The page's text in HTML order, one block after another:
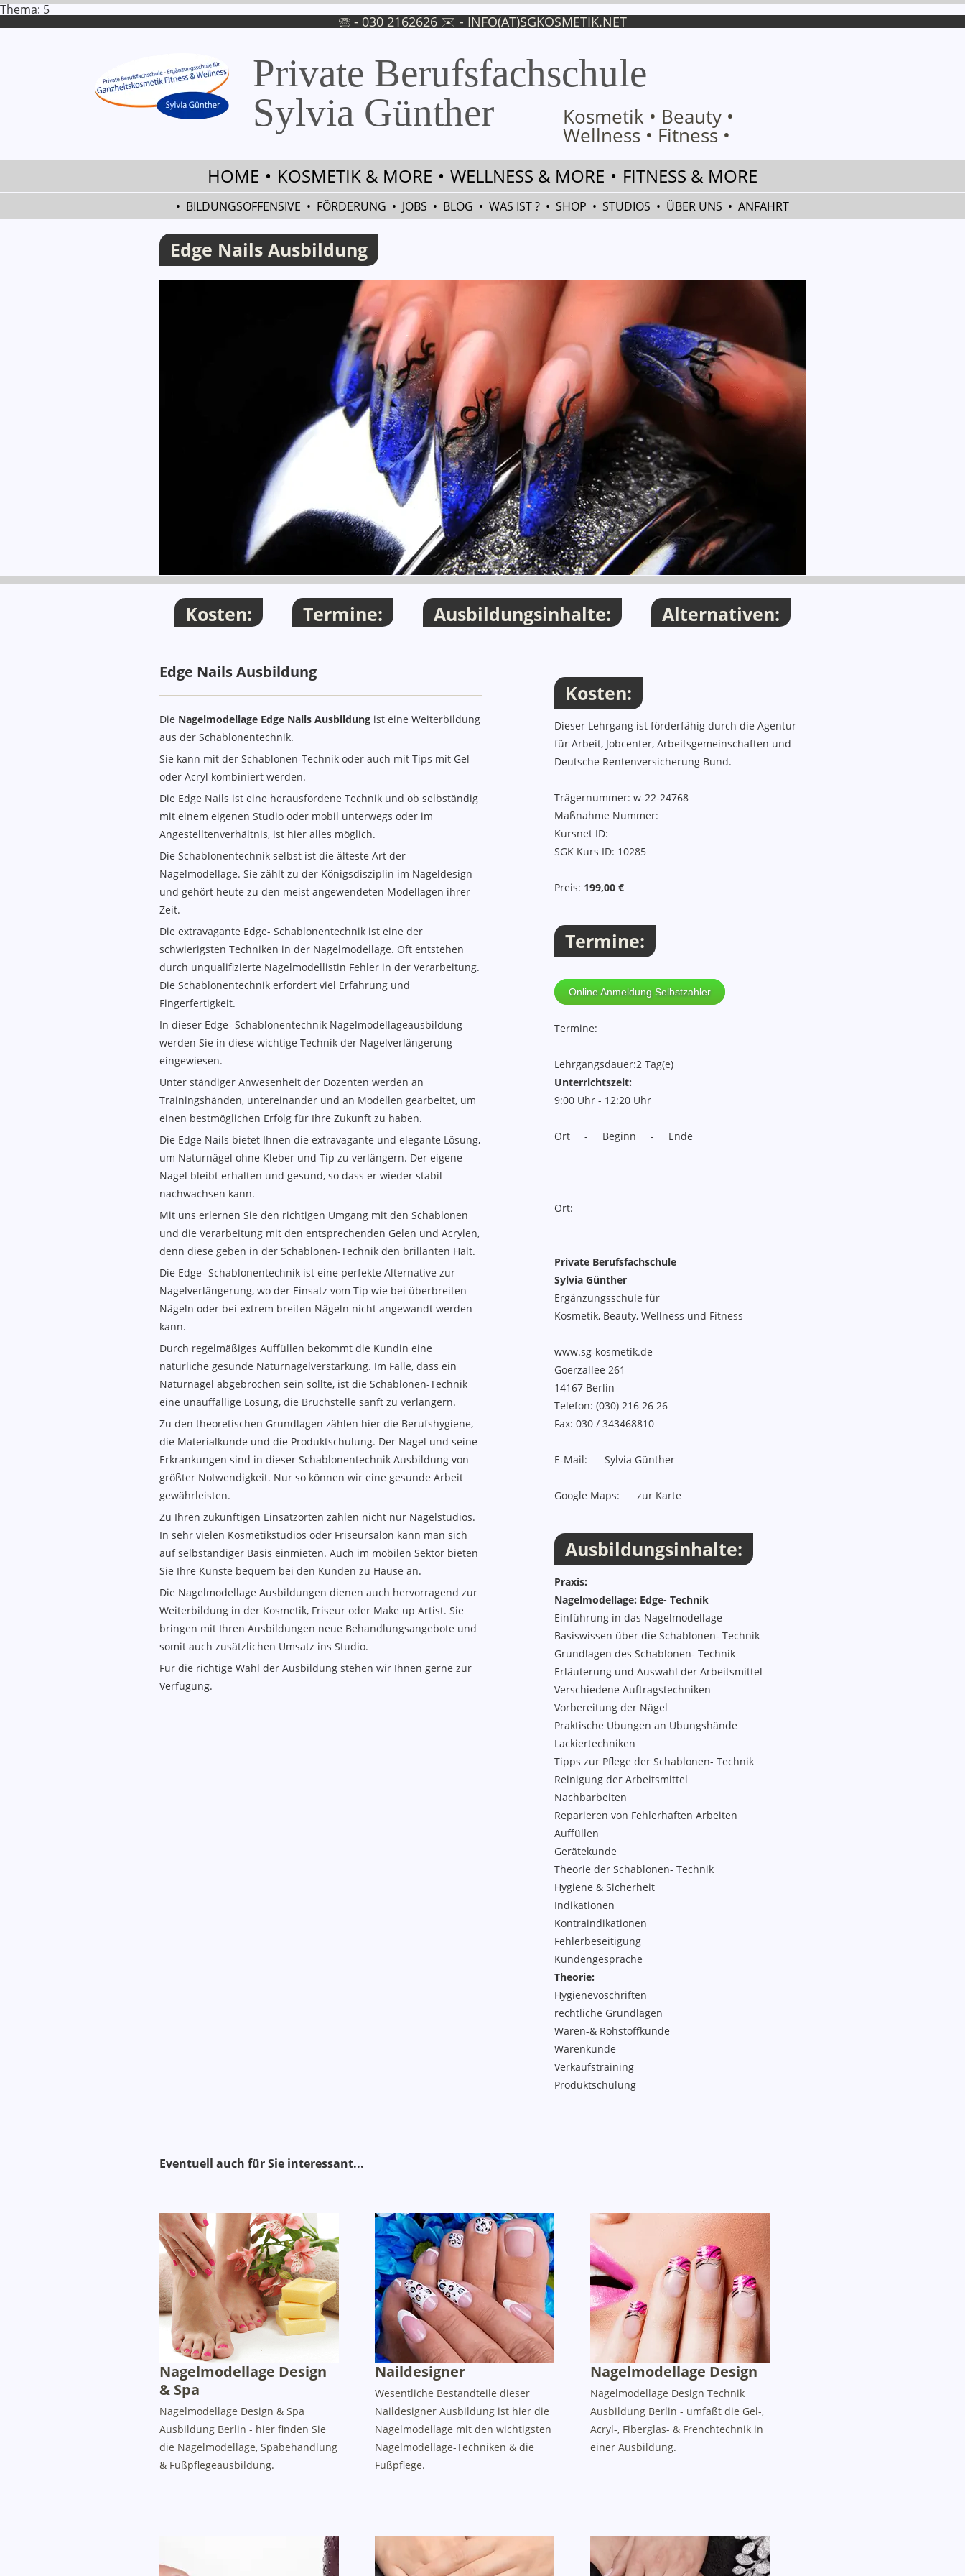
Thema: 5
🕾 - 030 2162626 ✉ - INFO(AT)SGKOSMETIK.NET
Private Berufsfachschule
Sylvia Günther
Kosmetik • Beauty •
Wellness • Fitness •
HOME • KOSMETIK & MORE • WELLNESS & MORE • FITNESS & MORE
• BILDUNGSOFFENSIVE • FÖRDERUNG • JOBS • BLOG • WAS IST ? • SHOP • STUDIOS • ÜBER UNS • ANFAHRT
Edge Nails Ausbildung
Kosten: Termine: Ausbildungsinhalte: Alternativen:
Edge Nails Ausbildung
Die Nagelmodellage Edge Nails Ausbildung ist eine Weiterbildung
aus der Schablonentechnik.
Sie kann mit der Schablonen-Technik oder auch mit Tips mit Gel
oder Acryl kombiniert werden.
Die Edge Nails ist eine herausfordene Technik und ob selbständig
mit einem eigenen Studio oder mobil unterwegs oder im
Angestelltenverhältnis, ist hier alles möglich.
Die Schablonentechnik selbst ist die älteste Art der
Nagelmodellage. Sie zählt zu der Königsdisziplin im Nageldesign
und gehört heute zu den meist angewendeten Modellagen ihrer
Zeit.
Die extravagante Edge- Schablonentechnik ist eine der
schwierigsten Techniken in der Nagelmodellage. Oft entstehen
durch unqualifizierte Nagelmodellistin Fehler in der Verarbeitung.
Die Schablonentechnik erfordert viel Erfahrung und
Fingerfertigkeit.
In dieser Edge- Schablonentechnik Nagelmodellageausbildung
werden Sie in diese wichtige Technik der Nagelverlängerung
eingewiesen.
Unter ständiger Anwesenheit der Dozenten werden an
Trainingshänden, untereinander und an Modellen gearbeitet, um
einen bestmöglichen Erfolg für Ihre Zukunft zu haben.
Die Edge Nails bietet Ihnen die extravagante und elegante Lösung,
um Naturnägel ohne Kleber und Tip zu verlängern. Der eigene
Nagel bleibt erhalten und gesund, so dass er wieder stabil
nachwachsen kann.
Mit uns erlernen Sie den richtigen Umgang mit den Schablonen
und die Verarbeitung mit den entsprechenden Gelen und Acrylen,
denn diese geben in der Schablonen-Technik den brillanten Halt.
Die Edge- Schablonentechnik ist eine perfekte Alternative zur
Nagelverlängerung, wo der Einsatz vom Tip wie bei überbreiten
Nägeln oder bei extrem breiten Nägeln nicht angewandt werden
kann.
Durch regelmäßiges Auffüllen bekommt die Kundin eine
natürliche gesunde Naturnagelverstärkung. Im Falle, dass ein
Naturnagel abgebrochen sein sollte, ist die Schablonen-Technik
eine unauffällige Lösung, die Bruchstelle sanft zu verlängern.
Zu den theoretischen Grundlagen zählen hier die Berufshygiene,
die Materialkunde und die Produktschulung. Der Nagel und seine
Erkrankungen sind in dieser Schablonentechnik Ausbildung von
größter Notwendigkeit. Nur so können wir eine gesunde Arbeit
gewährleisten.
Zu Ihren zukünftigen Einsatzorten zählen nicht nur Nagelstudios.
In sehr vielen Kosmetikstudios oder Friseursalon kann man sich
auf selbständiger Basis einmieten. Auch im mobilen Sektor bieten
Sie Ihre Künste bequem bei den Kunden zu Hause an.
Die Nagelmodellage Ausbildungen dienen auch hervorragend zur
Weiterbildung in der Kosmetik, Friseur oder Make up Artist. Sie
bringen mit Ihren Ausbildungen neue Behandlungsangebote und
somit auch zusätzlichen Umsatz ins Studio.
Für die richtige Wahl der Ausbildung stehen wir Ihnen gerne zur
Verfügung.
Kosten:
Dieser Lehrgang ist förderfähig durch die Agentur
für Arbeit, Jobcenter, Arbeitsgemeinschaften und
Deutsche Rentenversicherung Bund.
Trägernummer: w-22-24768
Maßnahme Nummer:
Kursnet ID:
SGK Kurs ID: 10285
Preis: 199,00 €
Termine:
Online Anmeldung Selbstzahler
Termine:
Lehrgangsdauer:2 Tag(e)
Unterrichtszeit:
9:00 Uhr - 12:20 Uhr
Ort - Beginn - Ende
Ort:
Private Berufsfachschule
Sylvia Günther
Ergänzungsschule für
Kosmetik, Beauty, Wellness und Fitness
www.sg-kosmetik.de
Goerzallee 261
14167 Berlin
Telefon: (030) 216 26 26
Fax: 030 / 343468810
E-Mail: Sylvia Günther
Google Maps: zur Karte
Ausbildungsinhalte:
Praxis:
Nagelmodellage: Edge- Technik
Einführung in das Nagelmodellage
Basiswissen über die Schablonen- Technik
Grundlagen des Schablonen- Technik
Erläuterung und Auswahl der Arbeitsmittel
Verschiedene Auftragstechniken
Vorbereitung der Nägel
Praktische Übungen an Übungshände
Lackiertechniken
Tipps zur Pflege der Schablonen- Technik
Reinigung der Arbeitsmittel
Nachbarbeiten
Reparieren von Fehlerhaften Arbeiten
Auffüllen
Gerätekunde
Theorie der Schablonen- Technik
Hygiene & Sicherheit
Indikationen
Kontraindikationen
Fehlerbeseitigung
Kundengespräche
Theorie:
Hygienevoschriften
rechtliche Grundlagen
Waren-& Rohstoffkunde
Warenkunde
Verkaufstraining
Produktschulung
Alternativen
Eventuell auch für Sie interessant...
Nagelmodellage Design
& Spa
Nagelmodellage Design & Spa
Ausbildung Berlin - hier finden Sie
die Nagelmodellage, Spabehandlung
& Fußpflegeausbildung.
Naildesigner
Wesentliche Bestandteile dieser
Naildesigner Ausbildung ist hier die
Nagelmodellage mit den wichtigsten
Nagelmodellage-Techniken & die
Fußpflege.
Nagelmodellage Design
Nagelmodellage Design Technik
Ausbildung Berlin - umfaßt die Gel-,
Acryl-, Fiberglas- & Frenchtechnik in
einer Ausbildung.